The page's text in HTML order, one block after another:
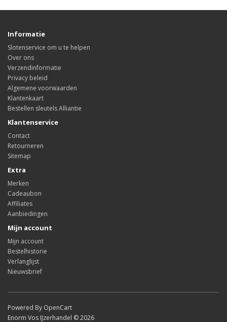
Informatie
Slotenservice om u te helpen
Over ons
Verzendinformatie
Privacy beleid
Algemene voorwaarden
Klantenkaart
Bestellen sleutels Alliantie
Klantenservice
Contact
Retourneren
Sitemap
Extra
Merken
Cadeaubon
Affiliates
Aanbiedingen
Mijn account
Mijn account
Bestelhistorie
Verlanglijst
Nieuwsbrief
Powered By OpenCart
Enorm Vos IJzerhandel © 2026